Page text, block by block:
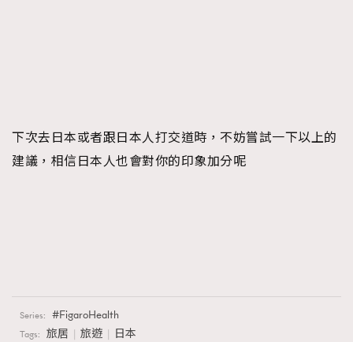
下次去日本或者跟日本人打交道時，不妨嘗試一下以上的
建議，相信日本人也會對你的印象加分呢
Series: FigaroHealth
Tags: 旅居 旅遊 日本